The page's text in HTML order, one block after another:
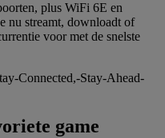
plus WiFi 6E en
nu streamt, downloadt of
voor met de snelste
game